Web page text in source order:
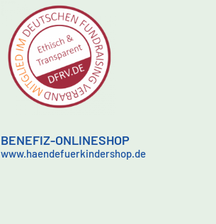
BENEFIZ-ONLINESHOP
www.haendefuerkindershop.de